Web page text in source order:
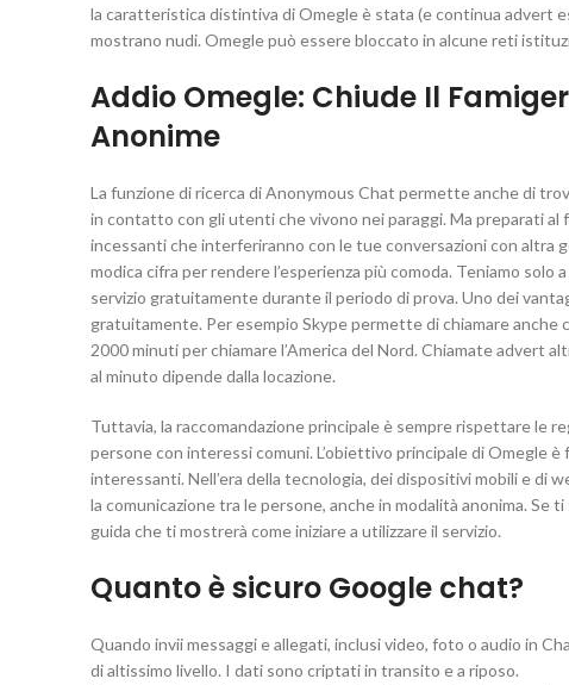
la caratteristica distintiva di Omegle è stata (e continua advert
mostrano nudi. Omegle può essere bloccato in alcune reti
Addio Omegle: Chiude Il
Anonime
La funzione di ricerca di Anonymous Chat permette anche di
in contatto con gli utenti che vivono nei paraggi. Ma preparati
incessanti che interferiranno con le tue conversazioni con altra
modica cifra per rendere l’esperienza più comoda. Teniamo
servizio gratuitamente durante il periodo di prova. Uno dei
gratuitamente. Per esempio Skype permette di chiamare
2000 minuti per chiamare l’America del Nord. Chiamate advert
al minuto dipende dalla locazione.
Tuttavia, la raccomandazione principale è sempre rispettare le
persone con interessi comuni. L’obiettivo principale di Omegle
interessanti. Nell’era della tecnologia, dei dispositivi mobili e di
la comunicazione tra le persone, anche in modalità anonima. Se
guida che ti mostrerà come iniziare a utilizzare il servizio.
Quanto è sicuro Google chat?
Quando invii messaggi e allegati, inclusi video, foto o audio in
di altissimo livello. I dati sono criptati in transito e a riposo.